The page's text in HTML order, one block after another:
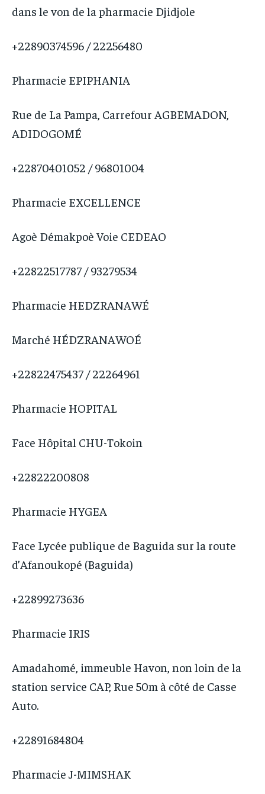
dans le von de la pharmacie Djidjole
+22890374596 / 22256480
Pharmacie EPIPHANIA
Rue de La Pampa, Carrefour AGBEMADON,
ADIDOGOMÉ
+22870401052 / 96801004
Pharmacie EXCELLENCE
Agoè Démakpoè Voie CEDEAO
+22822517787 / 93279534
Pharmacie HEDZRANAWÉ
Marché HÉDZRANAWOÉ
+22822475437 / 22264961
Pharmacie HOPITAL
Face Hôpital CHU-Tokoin
+22822200808
Pharmacie HYGEA
Face Lycée publique de Baguida sur la route
d’Afanoukopé (Baguida)
+22899273636
Pharmacie IRIS
Amadahomé, immeuble Havon, non loin de la
station service CAP, Rue 50m à côté de Casse
Auto.
+22891684804
Pharmacie J-MIMSHAK